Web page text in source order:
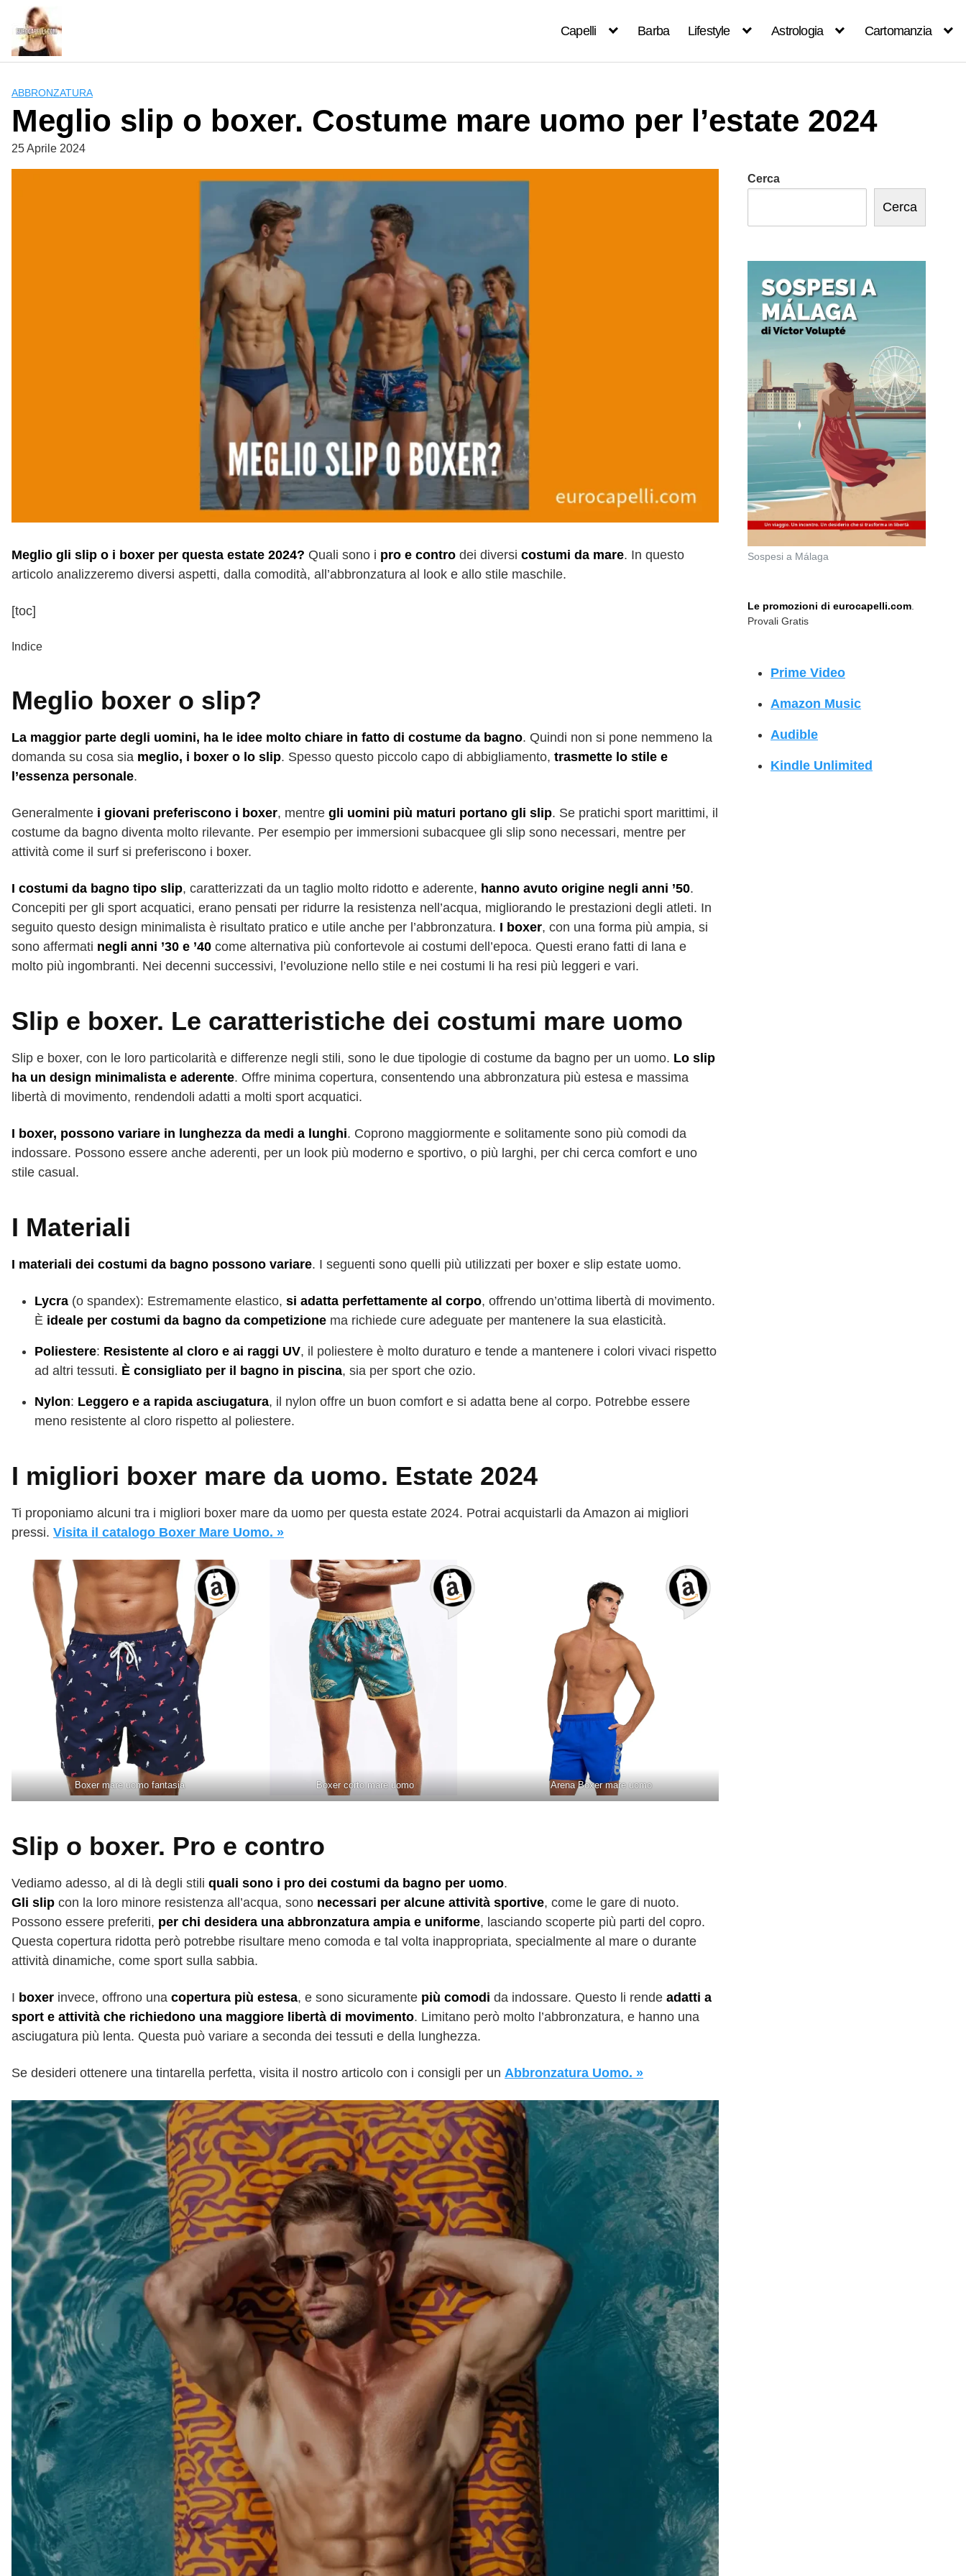
content
Capelli Barba Lifestyle Astrologia Cartomanzia
ABBRONZATURA
Meglio slip o boxer. Costume mare uomo per l’estate 2024
25 Aprile 2024
Meglio gli slip o i boxer per questa estate 2024? Quali sono i pro e contro dei diversi costumi da mare. In questo
articolo analizzeremo diversi aspetti, dalla comodità, all’abbronzatura al look e allo stile maschile.
[toc]
Indice
Meglio boxer o slip?
La maggior parte degli uomini, ha le idee molto chiare in fatto di costume da bagno. Quindi non si pone nemmeno la
domanda su cosa sia meglio, i boxer o lo slip. Spesso questo piccolo capo di abbigliamento, trasmette lo stile e
l’essenza personale.
Generalmente i giovani preferiscono i boxer, mentre gli uomini più maturi portano gli slip. Se pratichi sport marittimi, il
costume da bagno diventa molto rilevante. Per esempio per immersioni subacquee gli slip sono necessari, mentre per
attività come il surf si preferiscono i boxer.
I costumi da bagno tipo slip, caratterizzati da un taglio molto ridotto e aderente, hanno avuto origine negli anni ’50.
Concepiti per gli sport acquatici, erano pensati per ridurre la resistenza nell’acqua, migliorando le prestazioni degli atleti. In
seguito questo design minimalista è risultato pratico e utile anche per l’abbronzatura. I boxer, con una forma più ampia, si
sono affermati negli anni ’30 e ’40 come alternativa più confortevole ai costumi dell’epoca. Questi erano fatti di lana e
molto più ingombranti. Nei decenni successivi, l’evoluzione nello stile e nei costumi li ha resi più leggeri e vari.
Slip e boxer. Le caratteristiche dei costumi mare uomo
Slip e boxer, con le loro particolarità e differenze negli stili, sono le due tipologie di costume da bagno per un uomo. Lo slip
ha un design minimalista e aderente. Offre minima copertura, consentendo una abbronzatura più estesa e massima
libertà di movimento, rendendoli adatti a molti sport acquatici.
I boxer, possono variare in lunghezza da medi a lunghi. Coprono maggiormente e solitamente sono più comodi da
indossare. Possono essere anche aderenti, per un look più moderno e sportivo, o più larghi, per chi cerca comfort e uno
stile casual.
I Materiali
I materiali dei costumi da bagno possono variare. I seguenti sono quelli più utilizzati per boxer e slip estate uomo.
Lycra (o spandex): Estremamente elastico, si adatta perfettamente al corpo, offrendo un’ottima libertà di movimento.
È ideale per costumi da bagno da competizione ma richiede cure adeguate per mantenere la sua elasticità.
Poliestere: Resistente al cloro e ai raggi UV, il poliestere è molto duraturo e tende a mantenere i colori vivaci rispetto
ad altri tessuti. È consigliato per il bagno in piscina, sia per sport che ozio.
Nylon: Leggero e a rapida asciugatura, il nylon offre un buon comfort e si adatta bene al corpo. Potrebbe essere
meno resistente al cloro rispetto al poliestere.
I migliori boxer mare da uomo. Estate 2024
Ti proponiamo alcuni tra i migliori boxer mare da uomo per questa estate 2024. Potrai acquistarli da Amazon ai migliori
pressi. Visita il catalogo Boxer Mare Uomo. »
Boxer mare uomo fantasia Boxer corto mare uomo Arena Boxer mare uomo
Slip o boxer. Pro e contro
Vediamo adesso, al di là degli stili quali sono i pro dei costumi da bagno per uomo.
Gli slip con la loro minore resistenza all’acqua, sono necessari per alcune attività sportive, come le gare di nuoto.
Possono essere preferiti, per chi desidera una abbronzatura ampia e uniforme, lasciando scoperte più parti del copro.
Questa copertura ridotta però potrebbe risultare meno comoda e tal volta inappropriata, specialmente al mare o durante
attività dinamiche, come sport sulla sabbia.
I boxer invece, offrono una copertura più estesa, e sono sicuramente più comodi da indossare. Questo li rende adatti a
sport e attività che richiedono una maggiore libertà di movimento. Limitano però molto l’abbronzatura, e hanno una
asciugatura più lenta. Questa può variare a seconda dei tessuti e della lunghezza.
Se desideri ottenere una tintarella perfetta, visita il nostro articolo con i consigli per un Abbronzatura Uomo. »
Cerca
Cerca
Sospesi a Málaga
Le promozioni di eurocapelli.com
Provali Gratis
Prime Video
Amazon Music
Audible
Kindle Unlimited